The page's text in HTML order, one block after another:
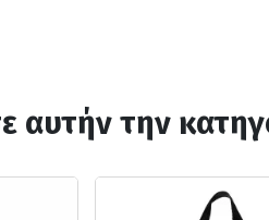
αυτήν την